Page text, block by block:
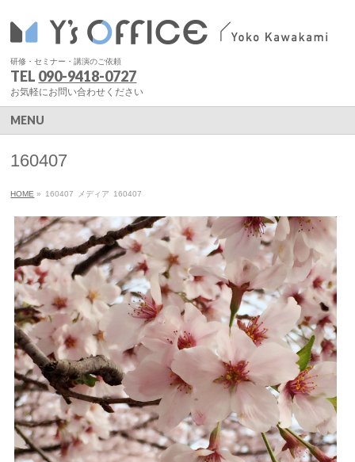
研修・セミナー・講演のご依頼
TEL 090-9418-0727
お気軽にお問い合わせください
MENU
160407
HOME » 160407 メディア 160407